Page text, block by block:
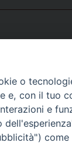
2 3
o
e, con il tuo
e
come